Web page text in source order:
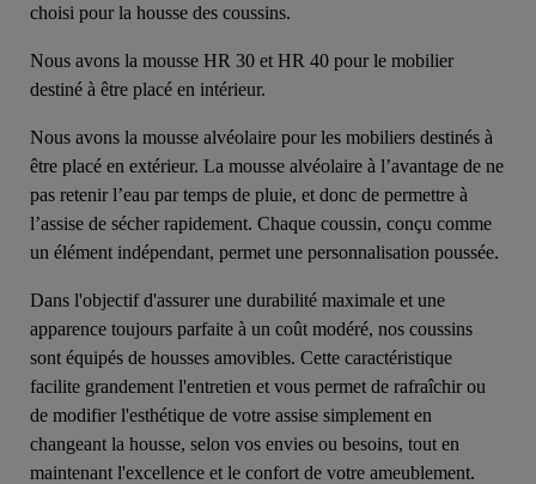
choisi pour la housse des coussins.
Nous avons la mousse HR 30 et HR 40 pour le mobilier
destiné à être placé en intérieur.
Nous avons la mousse alvéolaire pour les mobiliers destinés à
être placé en extérieur. La mousse alvéolaire à l’avantage de ne
pas retenir l’eau par temps de pluie, et donc de permettre à
l’assise de sécher rapidement. Chaque coussin, conçu comme
un élément indépendant, permet une personnalisation poussée.
Dans l'objectif d'assurer une durabilité maximale et une
apparence toujours parfaite à un coût modéré, nos coussins
sont équipés de housses amovibles. Cette caractéristique
facilite grandement l'entretien et vous permet de rafraîchir ou
de modifier l'esthétique de votre assise simplement en
changeant la housse, selon vos envies ou besoins, tout en
maintenant l'excellence et le confort de votre ameublement.